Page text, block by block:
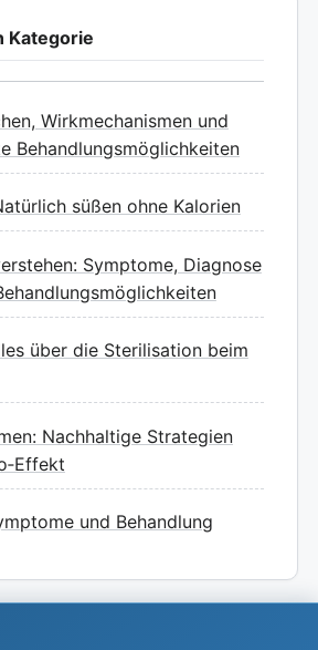
Kategorie
Wirkmechanismen und
Behandlungsmöglichkeiten
süßen ohne Kalorien
Symptome, Diagnose
über die Sterilisation beim
Nachhaltige Strategien
und Behandlung